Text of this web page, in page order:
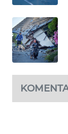
UMKM
WAHANA
SELEB